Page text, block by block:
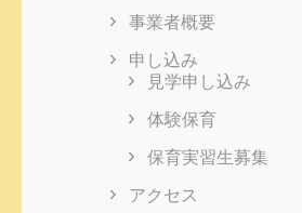
事業者概要
申し込み
見学申し込み
体験保育
保育実習生募集
アクセス